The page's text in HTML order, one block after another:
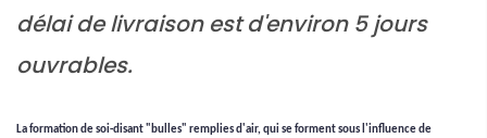
délai de livraison est d'environ 5 jours
ouvrables.
La formation de soi-disant "bulles" remplies d'air, qui se forment sous l'influence de